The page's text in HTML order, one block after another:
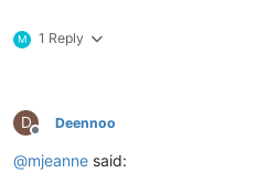
M 1 Reply
D
Offline
Deennoo
@mjeanne said: